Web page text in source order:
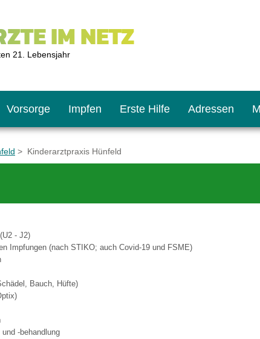
IM NETZ
21. Lebensjahr
Vorsorge Impfen Erste Hilfe Adressen
Bildschirmmediengebrauch
> Kinderarztpraxis Hünfeld
- J2)
Impfungen (nach STIKO; auch Covid-19 und FSME)
Bauch, Hüfte)
-behandlung